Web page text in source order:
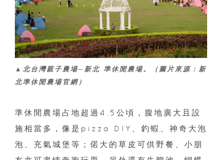
▲北台灣親子農場─新北 準休閒農場。（圖片來源：新
北準休閒農場官網）
準休閒農場占地超過4.5公頃，腹地廣大且設
施相當多，像是pizza DIY、釣蝦、神奇大泡
泡、充氣城堡等；偌大的草皮可供野餐、小朋